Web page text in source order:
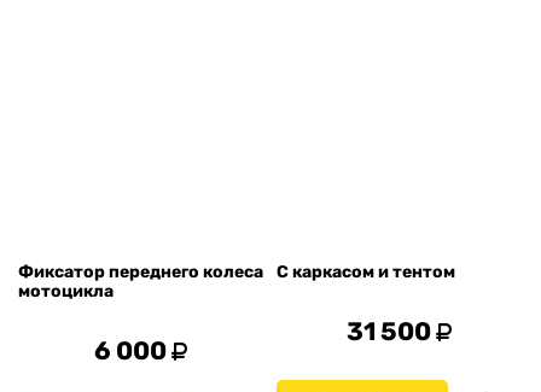
Фиксатор переднего колеса
мотоцикла
6 000
С каркасом и тентом
31 500